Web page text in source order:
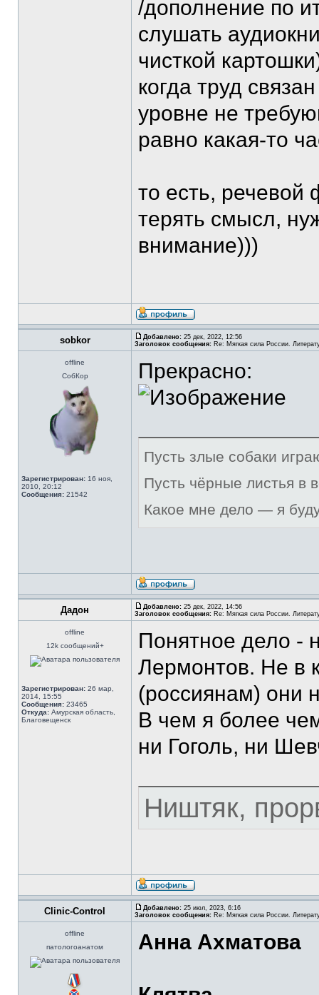
/дополнение по
слушать
чисткой
когда труд
уровне не
равно какая-то
то есть, речевой
терять смысл,
внимание)))
sobkor Добавлено: 25 дек, 2022, 12:56
Заголовок сообщения: Re: Мягкая сила России.
offline
СобКор
Зарегистрирован: 16 ноя,
2010, 20:12
Сообщения: 21542
Прекрасно:
Пусть злые собаки
Пусть чёрные листья в
Какое мне дело — я
Дадон Добавлено: 25 дек, 2022, 14:56
Заголовок сообщения: Re: Мягкая сила России.
offline
12k сообщений+
Зарегистрирован: 26 мар,
2014, 15:55
Сообщения: 23465
Откуда: Амурская область,
Благовещенск
Понятное дело -
Лермонтов. Не в
(россиянам) они
В чем я более
ни Гоголь, ни
Ништяк,
Clinic-Control Добавлено: 25 июл, 2023, 6:16
Заголовок сообщения: Re: Мягкая сила России.
offline
патологоанатом
Анна Ахматова